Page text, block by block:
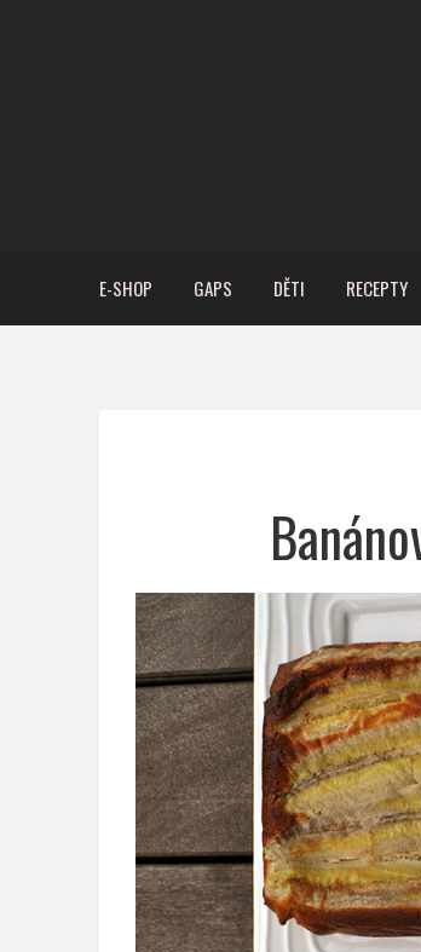
E-SHOP GAPS DĚTI RECEPTY